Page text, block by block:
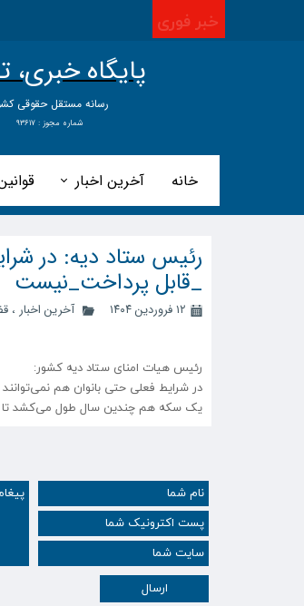
خبر فوری
پایگاه
​​​​رسانه مستقل حقوقی
شماره مجوز : ۹۳۶۱۷
خانه آخرین اخبار
_قابل پرداخت_نیست
۱۲ فروردین ۱۴۰۴ آخرین اخبار ،
رئیس هیات امنای ستاد دیه کشور:
در شرایط فعلی حتی بانوان هم
یک سکه هم چندین سال طول می‌کشد تا
ارسال